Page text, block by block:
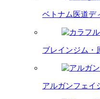
ベトナム医道デ
ブレインジム・
アルガンフェイ